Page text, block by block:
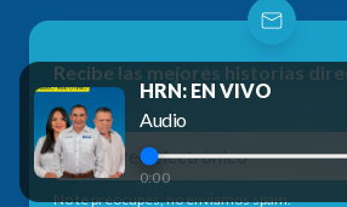
Recibe las mejores historias
correo
No te preocupes, no enviamos spam.
HRN: EN VIVO
Audio
0:00